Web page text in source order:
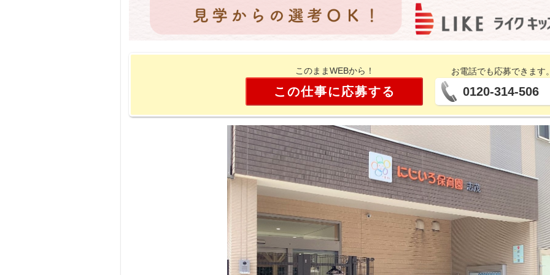
このままWEBから！
この仕事に応募する
お電話でも応募できます
0120-314-506